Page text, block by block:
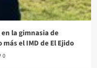
la gimnasia de
el IMD de El Ejido
0